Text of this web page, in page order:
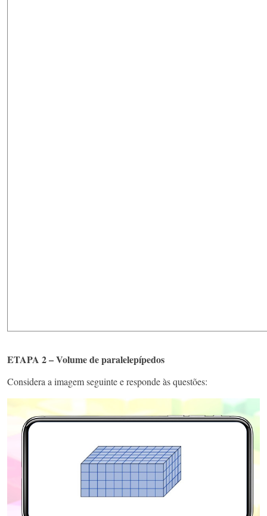
ETAPA 2 – Volume de paralelepípedos
Considera a imagem seguinte e responde às questões: